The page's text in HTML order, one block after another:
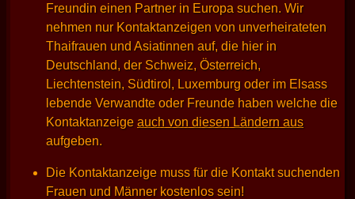
Freundin einen Partner in Europa suchen. Wir
nehmen nur Kontaktanzeigen von unverheirateten
Thaifrauen und Asiatinnen auf, die hier in
Deutschland, der Schweiz, Österreich,
Liechtenstein, Südtirol, Luxemburg oder im Elsass
lebende Verwandte oder Freunde haben welche die
Kontaktanzeige auch von diesen Ländern aus
aufgeben.
Die Kontaktanzeige muss für die Kontakt suchenden
Frauen und Männer kostenlos sein!